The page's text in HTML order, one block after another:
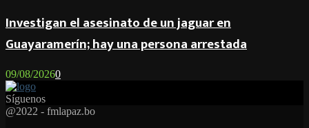
Investigan el asesinato de un jaguar en
Guayaramerín; hay una persona arrestada
09/08/20260
Síguenos
Facebook
Twitter
Instagram
Youtube
Email
Twitch
Whatsapp
@2022 - fmlapaz.bo